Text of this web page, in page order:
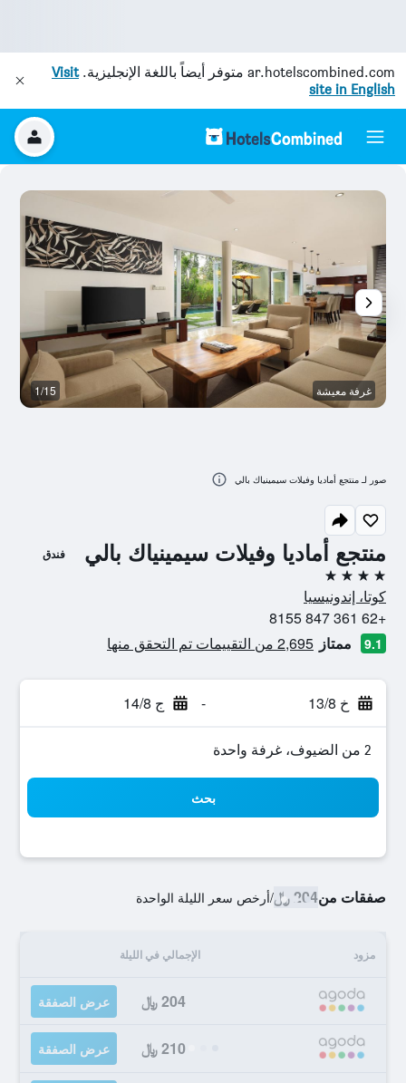
ar.hotelscombined.com متوفر أيضاً باللغة الإنجليزية.Visit
site in English
منتجع أماديا وفيلات سيمينياك بالي فندق
4 نجوم
كوتا، إندونيسيا
+62 361 847 8155
9.1 ممتاز 2,695 من التقييمات تم التحقق منها
خ 13/8 - ج 14/8
2 من الضيوف، غرفة واحدة
بحث
صفقات من204 ﷼ /أرخص سعر الليلة الواحدة
مزود الإجمالي في الليلة
204 ﷼ عرض الصفقة
210 ﷼ عرض الصفقة
غرفة معيشة 1/15
صور لـ منتجع أماديا وفيلات سيمينياك بالي